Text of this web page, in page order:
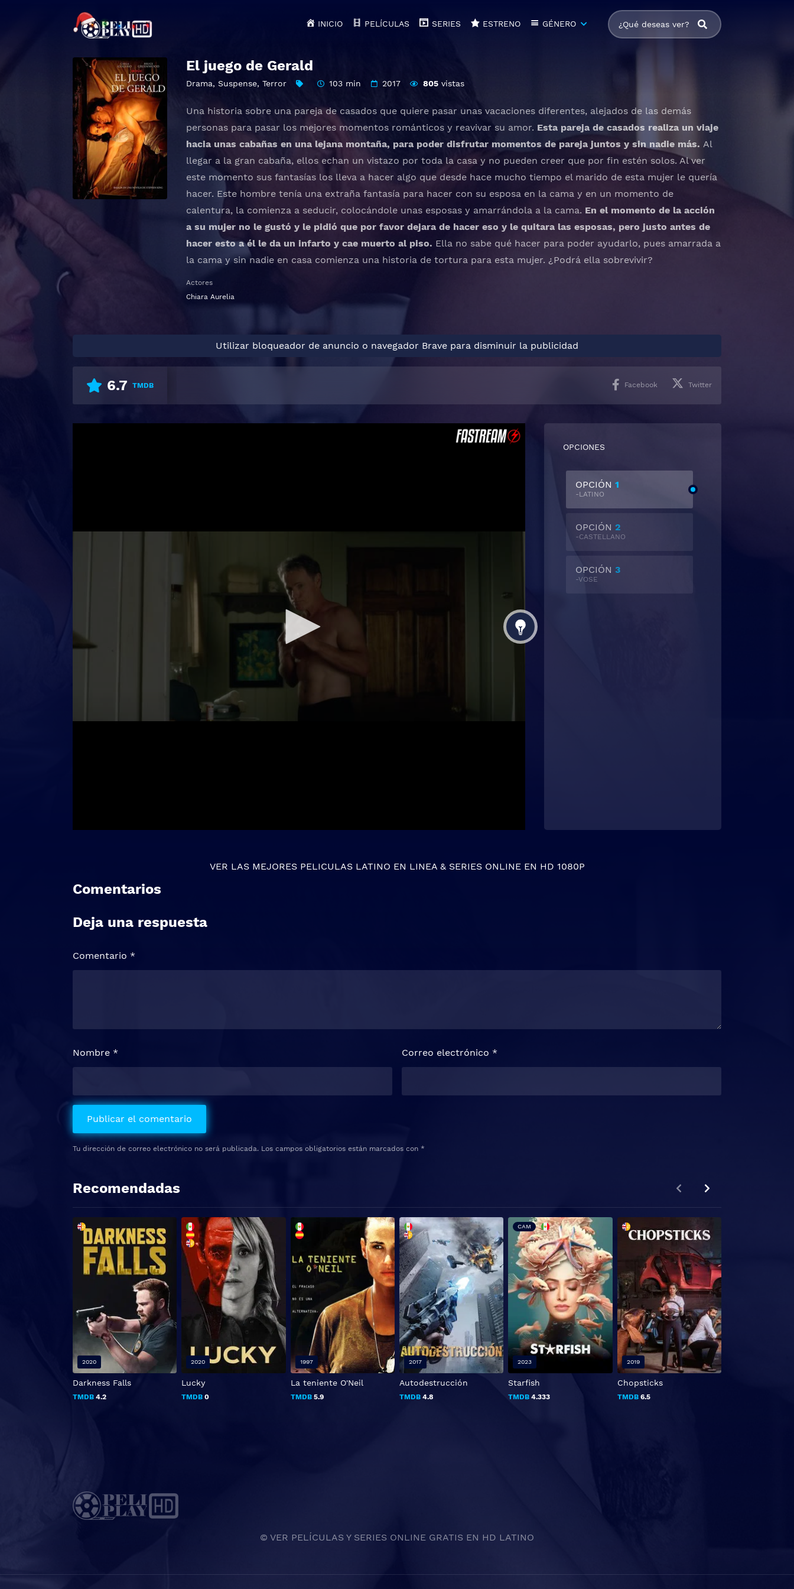
INICIO PELÍCULAS SERIES ESTRENO GÉNERO
El juego de Gerald
Drama, Suspense, Terror 103 min 2017 805vistas
Una historia sobre una pareja de casados que quiere pasar unas vacaciones diferentes, alejados de las demás
personas para pasar los mejores momentos románticos y reavivar su amor. Esta pareja de casados realiza un viaje
hacia unas cabañas en una lejana montaña, para poder disfrutar momentos de pareja juntos y sin nadie más. Al
llegar a la gran cabaña, ellos echan un vistazo por toda la casa y no pueden creer que por fin estén solos. Al ver
este momento sus fantasías los lleva a hacer algo que desde hace mucho tiempo el marido de esta mujer le quería
hacer. Este hombre tenía una extraña fantasía para hacer con su esposa en la cama y en un momento de
calentura, la comienza a seducir, colocándole unas esposas y amarrándola a la cama. En el momento de la acción
a su mujer no le gustó y le pidió que por favor dejara de hacer eso y le quitara las esposas, pero justo antes de
hacer esto a él le da un infarto y cae muerto al piso. Ella no sabe qué hacer para poder ayudarlo, pues amarrada a
la cama y sin nadie en casa comienza una historia de tortura para esta mujer. ¿Podrá ella sobrevivir?
Actores
Chiara Aurelia
Utilizar bloqueador de anuncio o navegador Brave para disminuir la publicidad
6.7 TMDB Facebook Twitter
OPCIONES
OPCIÓN 1
-LATINO
OPCIÓN 2
-CASTELLANO
OPCIÓN 3
-VOSE
VER LAS MEJORES PELICULAS LATINO EN LINEA& SERIES ONLINEEN HD 1080P
Comentarios
Deja una respuesta
Tu dirección de correo electrónico no será publicada. Los campos obligatorios están marcados con *
Comentario *
Nombre * Correo electrónico *
Recomendadas
Darkness Falls
TMDB 4.2
2020
Lucky
TMDB 0
2020
La teniente O'Neil
TMDB5.9
1997
Autodestrucción
TMDB4.8
2017
Starfish
TMDB 4.333
CAM
2023
Chopsticks
TMDB6.5
2019
© VER PELÍCULAS Y SERIES ONLINE GRATIS EN HD LATINO